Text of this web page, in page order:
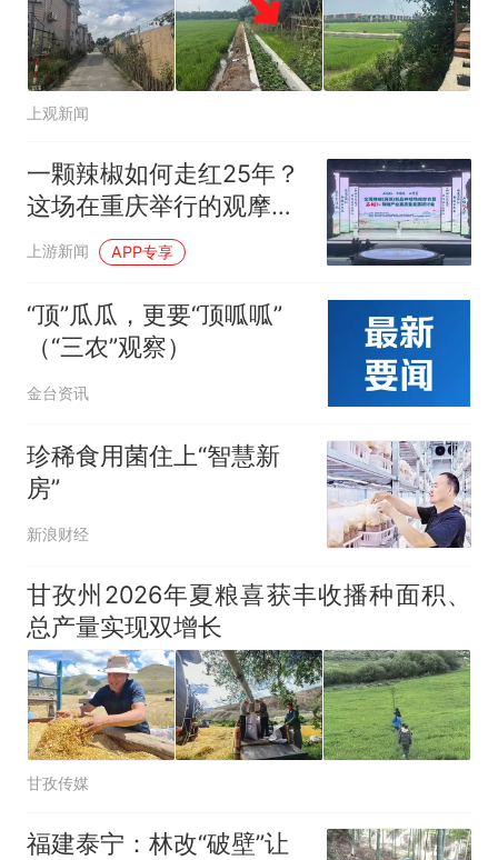
上观新闻
一颗辣椒如何走红25年？
这场在重庆举行的观摩研
讨会说清楚了
上游新闻 APP专享
“顶”瓜瓜，更要“顶呱呱”
（“三农”观察）
金台资讯
珍稀食用菌住上“智慧新
房”
新浪财经
甘孜州2026年夏粮喜获丰收播种面积、
总产量实现双增长
甘孜传媒
福建泰宁：林改“破壁”让